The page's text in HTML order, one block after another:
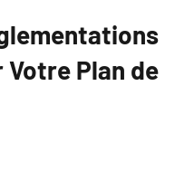
Plan de